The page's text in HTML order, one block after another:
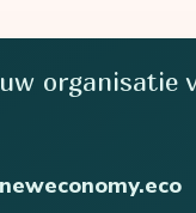
organisatie